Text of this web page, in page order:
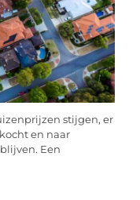
stijgen, er
en naar
Een